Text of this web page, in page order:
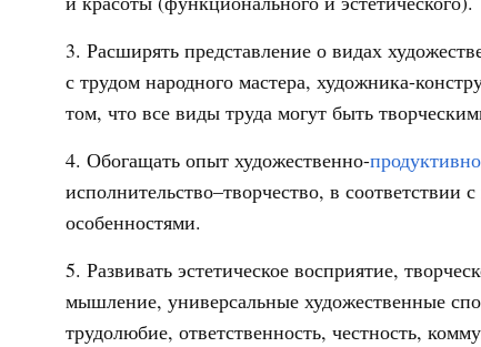
3. Расширять представление о видах
с трудом народного мастера, художника-
том, что все виды труда могут быть
4. Обогащать опыт художественно-
исполнительство–творчество, в
особенностями.
5. Развивать эстетическое восприятие,
мышление, универсальные художественные
трудолюбие, ответственность, честность,